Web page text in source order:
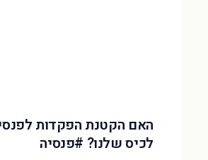
האם הקטנת הפקדות
לכיס שלנו? #פנסיה